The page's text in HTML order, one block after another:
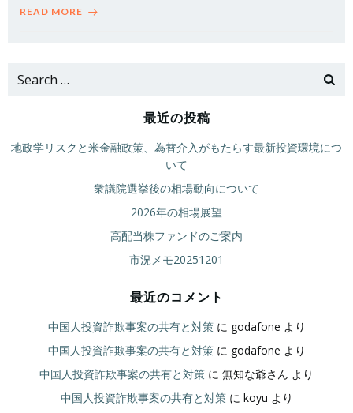
READ MORE
Search
最近の投稿
地政学リスクと米金融政策、為替介入がもたらす最新投資環境につ
いて
衆議院選挙後の相場動向について
2026年の相場展望
高配当株ファンドのご案内
市況メモ20251201
最近のコメント
中国人投資詐欺事案の共有と対策に godafone より
中国人投資詐欺事案の共有と対策に godafone より
中国人投資詐欺事案の共有と対策 に 無知な爺さん より
中国人投資詐欺事案の共有と対策に koyu より